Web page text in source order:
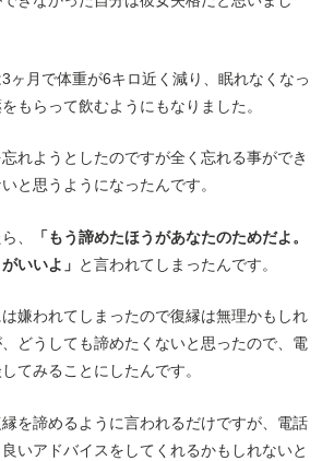
ヶ月で体重が6キロ近く減り、眠れなくなっ
もらって飲むようにもなりました。
れようとしたのですが全く忘れる事ができ
と思うようになったんです。
、
「もう諦めたほうがあなたのためだよ。
いいよ」 と言われてしまったんです。
嫌われてしまったので復縁は無理かもしれ
どうしても諦めたくないと思ったので、電
てみることにしたんです。
を諦めるように言われるだけですが、電話
いアドバイスをしてくれるかもしれないと